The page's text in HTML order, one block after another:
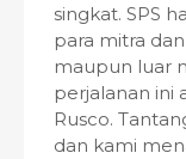
singkat. SPS
para mitra
maupun luar
perjalanan ini
Rusco.
dan kami